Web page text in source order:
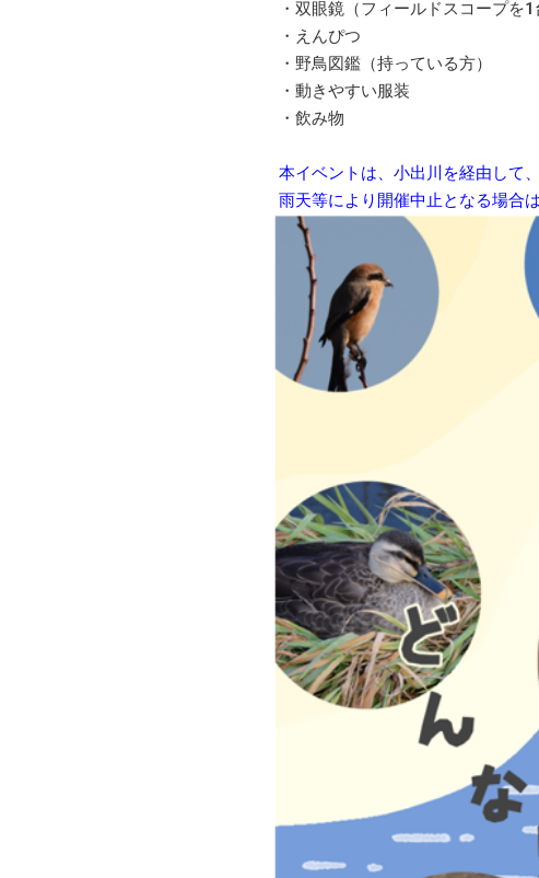
・双眼鏡（フィールドスコープを
・えんぴつ
・野鳥図鑑（持っている方）
・動きやすい服装
・飲み物
本イベントは、小出川を経由して
雨天等により開催中止となる場合